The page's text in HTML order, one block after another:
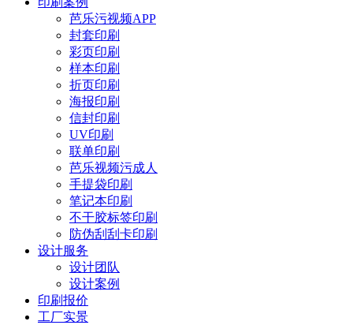
芭乐污视频APP
封套印刷
彩页印刷
样本印刷
折页印刷
海报印刷
信封印刷
UV印刷
联单印刷
芭乐视频污成人
手提袋印刷
笔记本印刷
不干胶标签印刷
防伪刮刮卡印刷
设计服务
设计团队
设计案例
印刷报价
工厂实景